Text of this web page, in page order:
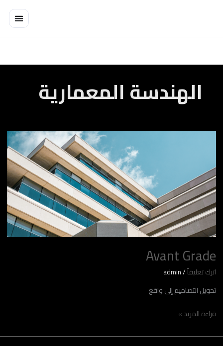
الهندسة المعمارية
Avant Grade
اترك تعليقاً/
admin
تحويل التصاميم إلى واقع
قراءة المزيد »